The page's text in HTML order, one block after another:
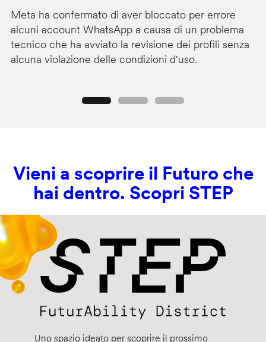
Meta ha confermato di aver bloccato per errore
alcuni account WhatsApp a causa di un problema
tecnico che ha avviato la revisione dei profili senza
alcuna violazione delle condizioni d'uso.
Vieni a scoprire il Futuro che
hai dentro. Scopri STEP
Uno spazio ideato per scoprire il prossimo